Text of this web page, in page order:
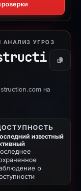
УГРОЗ
на
известный
о